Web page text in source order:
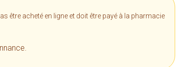
être acheté en ligne et doit être payé à la pharmacie